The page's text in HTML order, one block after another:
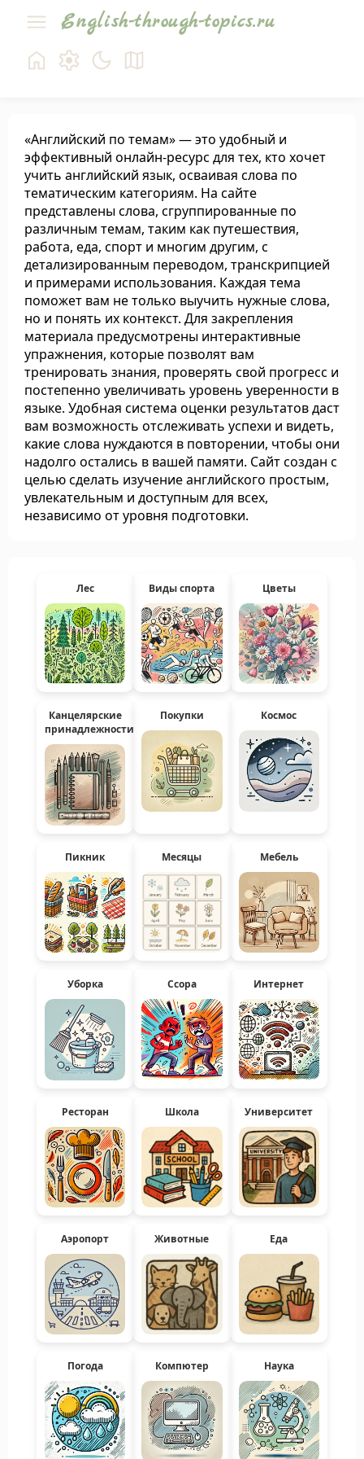
English-through-topics.ru
«Английский по темам» — это удобный и
эффективный онлайн-ресурс для тех, кто хочет
учить английский язык, осваивая слова по
тематическим категориям. На сайте
представлены слова, сгруппированные по
различным темам, таким как путешествия,
работа, еда, спорт и многим другим, с
детализированным переводом, транскрипцией
и примерами использования. Каждая тема
поможет вам не только выучить нужные слова,
но и понять их контекст. Для закрепления
материала предусмотрены интерактивные
упражнения, которые позволят вам
тренировать знания, проверять свой прогресс и
постепенно увеличивать уровень уверенности в
языке. Удобная система оценки результатов даст
вам возможность отслеживать успехи и видеть,
какие слова нуждаются в повторении, чтобы они
надолго остались в вашей памяти. Сайт создан с
целью сделать изучение английского простым,
увлекательным и доступным для всех,
независимо от уровня подготовки.
Лес Виды спорта Цветы
Канцелярские
принадлежности
Покупки Космос
Пикник Месяцы Мебель
Уборка Ссора Интернет
Ресторан Школа Университет
Аэропорт Животные Еда
Погода Компютер Наука